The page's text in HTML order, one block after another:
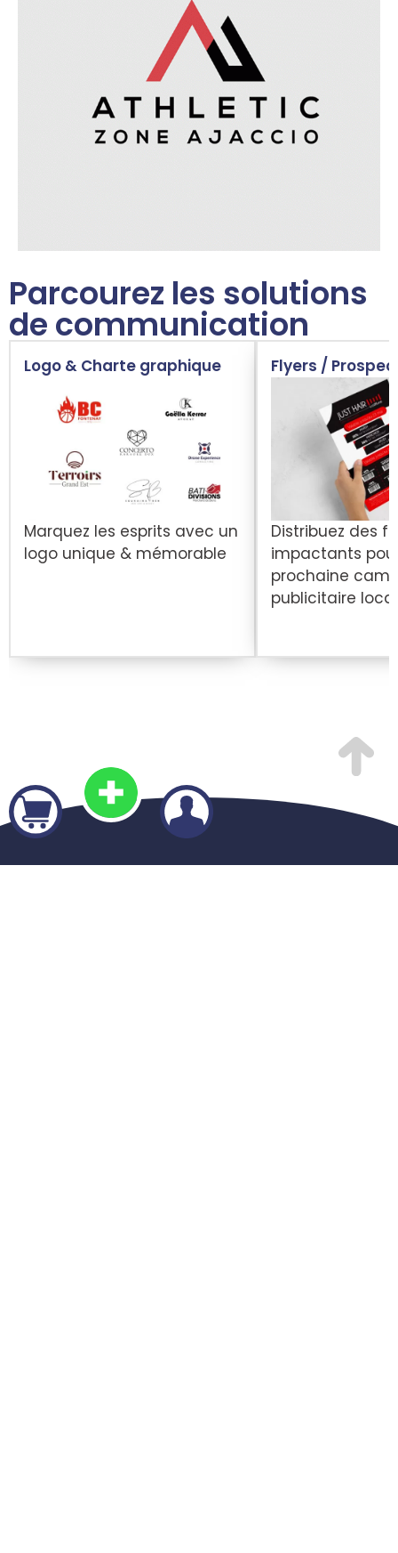
Parcourez les solutions
de communication
Logo & Charte graphique
Marquez les esprits avec un
logo unique & mémorable
Flyers /
Distribuez des
impactants
prochaine
publicitaire